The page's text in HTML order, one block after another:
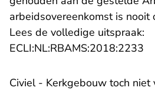
arbeidsovereenkomst is nooit
Lees de volledige uitspraak:
ECLI:NL:RBAMS:2018:2233
Civiel - Kerkgebouw toch niet